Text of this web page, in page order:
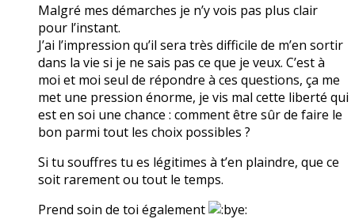
Malgré mes démarches je n’y vois pas plus clair
pour l’instant.
J’ai l’impression qu’il sera très difficile de m’en sortir
dans la vie si je ne sais pas ce que je veux. C’est à
moi et moi seul de répondre à ces questions, ça me
met une pression énorme, je vis mal cette liberté qui
est en soi une chance : comment être sûr de faire le
bon parmi tout les choix possibles ?
Si tu souffres tu es légitimes à t’en plaindre, que ce
soit rarement ou tout le temps.
Prend soin de toi également